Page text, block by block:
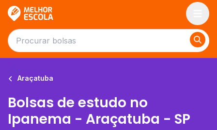
Araçatuba
Bolsas de estudo no
Ipanema - Araçatuba - SP